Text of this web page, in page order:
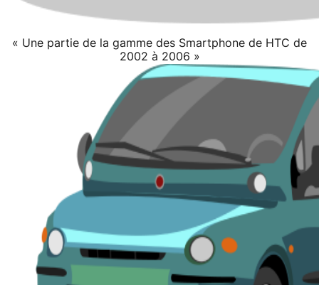
« Une partie de la gamme des Smartphone de HTC de
2002 à 2006 »